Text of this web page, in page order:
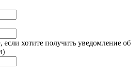
хотите получить уведомление об